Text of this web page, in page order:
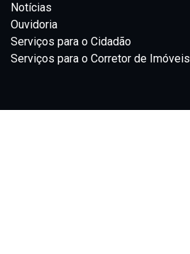
Notícias
Ouvidoria
Serviços para o Cidadão
Serviços para o Corretor de Imóveis